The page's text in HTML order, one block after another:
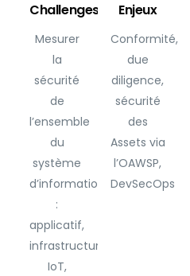
Challenges
Mesurer
la
sécurité
de
l’ensemble
du
système
d’information
:
applicatif,
infrastructure,
IoT,
Enjeux
Conformité,
due
diligence,
sécurité
des
Assets via
l’OAWSP,
DevSecOps